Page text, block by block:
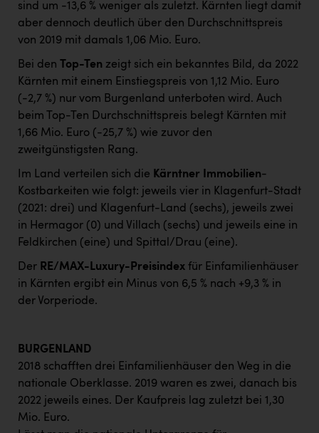
sind um -13,6 % weniger als zuletzt. Kärnten liegt damit
aber dennoch deutlich über den Durchschnittspreis
von 2019 mit damals 1,06 Mio. Euro.
Bei den Top-Ten zeigt sich ein bekanntes Bild, da 2022
Kärnten mit einem Einstiegspreis von 1,12 Mio. Euro
(-2,7 %) nur vom Burgenland unterboten wird. Auch
beim Top-Ten Durchschnittspreis belegt Kärnten mit
1,66 Mio. Euro (-25,7 %) wie zuvor den
zweitgünstigsten Rang.
Im Land verteilen sich die Kärntner Immobilien-
Kostbarkeiten wie folgt: jeweils vier in Klagenfurt-Stadt
(2021: drei) und Klagenfurt-Land (sechs), jeweils zwei
in Hermagor (0) und Villach (sechs) und jeweils eine in
Feldkirchen (eine) und Spittal/Drau (eine).
Der RE/MAX-Luxury-Preisindex für Einfamilienhäuser
in Kärnten ergibt ein Minus von 6,5 % nach +9,3 % in
der Vorperiode.
BURGENLAND
2018 schafften drei Einfamilienhäuser den Weg in die
nationale Oberklasse. 2019 waren es zwei, danach bis
2022 jeweils eines. Der Kaufpreis lag zuletzt bei 1,30
Mio. Euro.